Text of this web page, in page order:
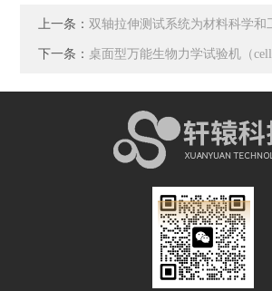
上一条： 双轴拉伸测试系统为材料科学和工程领域的研究
下一条： 桌面型万能生物力学试验机（